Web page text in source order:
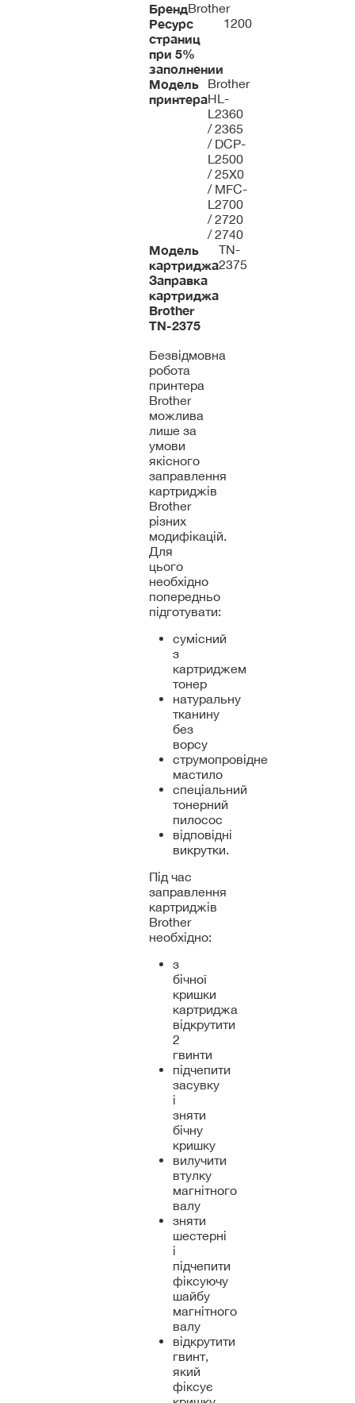
БрендBrother
Ресурс
страниц
при 5%
заполнении
1200
Модель
принтера
Brother
HL-
L2360
/ 2365
/ DCP-
L2500
/ 25X0
/ MFC-
L2700
/ 2720
/ 2740
Модель
картриджа
TN-
2375
Заправка
картриджа
Brother
TN-2375
Безвідмовна
робота
принтера
Brother
можлива
лише за
умови
якісного
заправлення
картриджів
Brother
різних
модифікацій.
Для
цього
необхідно
попередньо
підготувати:
сумісний
з
картриджем
тонер
натуральну
тканину
без
ворсу
струмопровідне
мастило
спеціальний
тонерний
пилосос
відповідні
викрутки.
Під час
заправлення
картриджів
Brother
необхідно:
з
бічної
кришки
картриджа
відкрутити
2
гвинти
підчепити
засувку
і
зняти
бічну
кришку
вилучити
втулку
магнітного
валу
зняти
шестерні
і
підчепити
фіксуючу
шайбу
магнітного
валу
відкрутити
гвинт,
який
фіксує